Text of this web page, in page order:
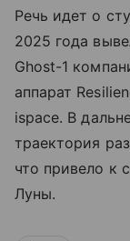
Речь идет о
2025 года
Ghost-1
аппарат
ispace. В
траектория
что привело к
Луны.